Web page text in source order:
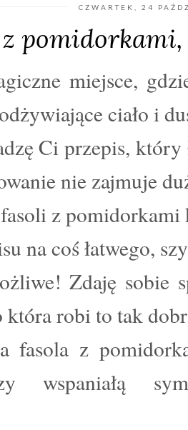
CZWARTEK, 24
z
miejsce,
ciało i
Ci przepis, który
nie zajmuje
z
na coś łatwego,
Zdaję sobie
która robi to tak
fasola z
wspaniałą